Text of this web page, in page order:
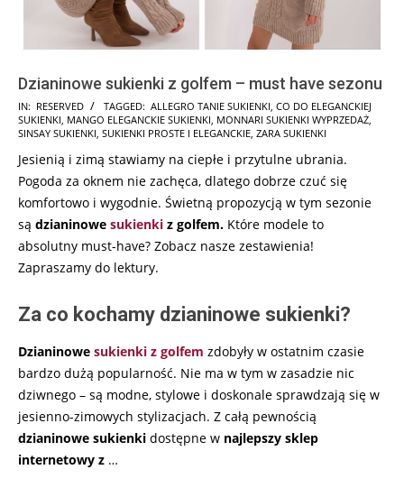
Dzianinowe sukienki z golfem – must have sezonu
2025-
09-
IN: RESERVED TAGGED: ALLEGRO TANIE SUKIENKI, CO DO ELEGANCKIEJ
SUKIENKI, MANGO ELEGANCKIE SUKIENKI, MONNARI SUKIENKI WYPRZEDAŻ,
SINSAY SUKIENKI, SUKIENKI PROSTE I ELEGANCKIE, ZARA SUKIENKI
Jesienią i zimą stawiamy na ciepłe i przytulne ubrania.
Pogoda za oknem nie zachęca, dlatego dobrze czuć się
komfortowo i wygodnie. Świetną propozycją w tym sezonie
są dzianinowe sukienki z golfem. Które modele to
absolutny must-have? Zobacz nasze zestawienia!
Zapraszamy do lektury.
Za co kochamy dzianinowe sukienki?
Dzianinowe sukienki z golfem zdobyły w ostatnim czasie
bardzo dużą popularność. Nie ma w tym w zasadzie nic
dziwnego – są modne, stylowe i doskonale sprawdzają się w
jesienno-zimowych stylizacjach. Z całą pewnością
dzianinowe sukienki dostępne w najlepszy sklep
internetowy z …